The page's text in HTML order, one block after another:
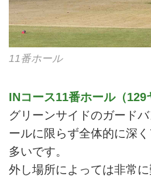
11番ホール
INコース11番ホール（129
グリーンサイドのガード
ールに限らず全体的に深
多いです。
外し場所によっては非常に